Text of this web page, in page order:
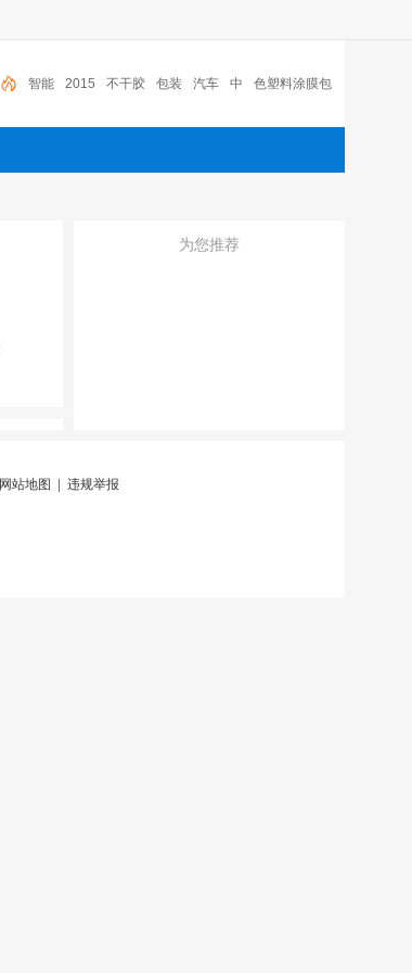
智能 2015 不干胶 包装 汽车 中 色塑料涂膜包
装条 深圳市 广东 布料
为您推荐
网站地图 违规举报